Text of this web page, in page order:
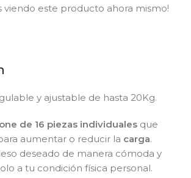
viendo este producto ahora mismo!
y ajustable de hasta 20Kg.
de 16 piezas individuales que
aumentar o reducir la carga.
deseado de manera cómoda y
a tu condición física personal.